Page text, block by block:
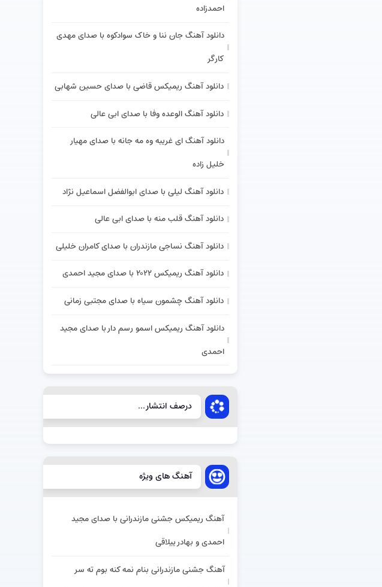
احمدزاده
دانلود آهنگ جان ننا و خاک سوادکوه با صدای مهدی
کارگر
دانلود آهنگ ریمیکس قاضی با صدای حسین شهابی
دانلود آهنگ الوعده وفا با صدای ابی عالی
دانلود آهنگ ای غریبه وه مه جانه با صدای مهیار
خلیل زاده
دانلود آهنگ لیلی با صدای ابوالفضل اسماعیل نژاد
دانلود آهنگ قلب منه با صدای ابی عالی
دانلود آهنگ نساجی مازندران با صدای کامران خلیلی
دانلود آهنگ ریمیکس ۲۰۲۲ با صدای مجید احمدی
دانلود آهنگ چشمون سیاه با صدای مجتبی زمانی
دانلود آهنگ ریمیکس اسمو رسم دار با صدای مجید
احمدی
درصف انتشار...
آهنگ های ویژه
آهنگ ریمیکس جشنی مازندرانی با صدای مجید
احمدی و بهادر ییلاقی
آهنگ جشنی مازندرانی بنام نمه کنه بوم ته سر